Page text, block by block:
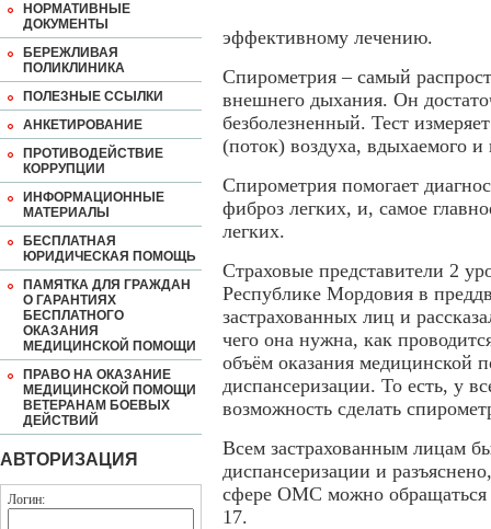
НОРМАТИВНЫЕ
ДОКУМЕНТЫ
БЕРЕЖЛИВАЯ
ПОЛИКЛИНИКА
ПОЛЕЗНЫЕ ССЫЛКИ
АНКЕТИРОВАНИЕ
ПРОТИВОДЕЙСТВИЕ
КОРРУПЦИИ
ИНФОРМАЦИОННЫЕ
МАТЕРИАЛЫ
БЕСПЛАТНАЯ
ЮРИДИЧЕСКАЯ ПОМОЩЬ
ПАМЯТКА ДЛЯ ГРАЖДАН
О ГАРАНТИЯХ
БЕСПЛАТНОГО
ОКАЗАНИЯ
МЕДИЦИНСКОЙ ПОМОЩИ
ПРАВО НА ОКАЗАНИЕ
МЕДИЦИНСКОЙ ПОМОЩИ
ВЕТЕРАНАМ БОЕВЫХ
ДЕЙСТВИЙ
АВТОРИЗАЦИЯ
Логин:
эффективному лечению.
Спирометрия – самый
внешнего дыхания. Он
безболезненный. Тест
(поток) воздуха, вдыхаемого
Спирометрия помогает
фиброз легких, и, самое
легких.
Страховые представители
Республике Мордовия в
застрахованных лиц и
чего она нужна, как
объём оказания медицинской
диспансеризации. То есть, у
возможность сделать
Всем застрахованным лицам
диспансеризации и
сфере ОМС можно обращаться
17.